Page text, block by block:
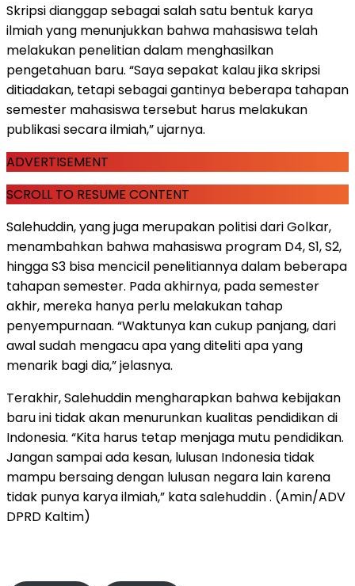
Skripsi dianggap sebagai salah satu bentuk karya
ilmiah yang menunjukkan bahwa mahasiswa telah
melakukan penelitian dalam menghasilkan
pengetahuan baru. “Saya sepakat kalau jika skripsi
ditiadakan, tetapi sebagai gantinya beberapa tahapan
semester mahasiswa tersebut harus melakukan
publikasi secara ilmiah,” ujarnya.
ADVERTISEMENT
SCROLL TO RESUME CONTENT
Salehuddin, yang juga merupakan politisi dari Golkar,
menambahkan bahwa mahasiswa program D4, S1, S2,
hingga S3 bisa mencicil penelitiannya dalam beberapa
tahapan semester. Pada akhirnya, pada semester
akhir, mereka hanya perlu melakukan tahap
penyempurnaan. “Waktunya kan cukup panjang, dari
awal sudah mengacu apa yang diteliti apa yang
menarik bagi dia,” jelasnya.
Terakhir, Salehuddin mengharapkan bahwa kebijakan
baru ini tidak akan menurunkan kualitas pendidikan di
Indonesia. “Kita harus tetap menjaga mutu pendidikan.
Jangan sampai ada kesan, lulusan Indonesia tidak
mampu bersaing dengan lulusan negara lain karena
tidak punya karya ilmiah,” kata salehuddin . (Amin/ADV
DPRD Kaltim)